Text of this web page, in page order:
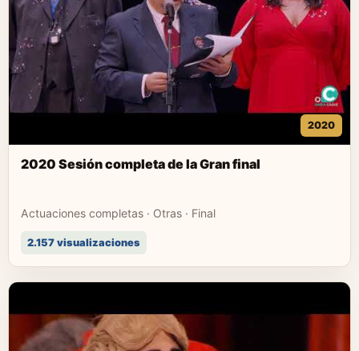
2020
2020 Sesión completa de la Gran final
Actuaciones completas · Otras · Final
2.157 visualizaciones